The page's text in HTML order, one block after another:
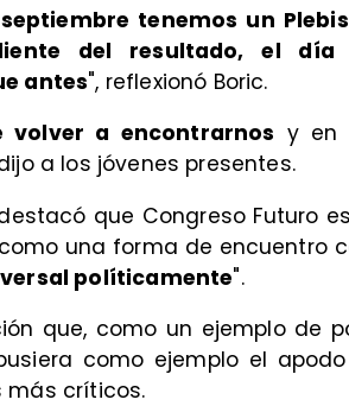
tenemos un
del resultado, el día
antes", reflexionó Boric.
volver a encontrarnos y en
a los jóvenes presentes.
que Congreso Futuro
una forma de encuentro
políticamente".
que, como un ejemplo de
como ejemplo el
más críticos.